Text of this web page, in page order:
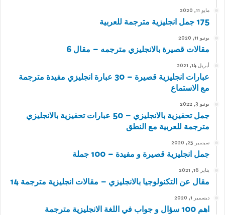
مايو 11, 2020
175 جمل انجليزية مترجمة للعربية
يونيو 11, 2020
مقالات قصيرة بالانجليزي مترجمه – مقال 6
أبريل 14, 2021
عبارات انجليزية قصيرة – 30 عبارة انجليزي مفيدة مترجمة
مع الاستماع
يونيو 3, 2022
جمل تحفيزية بالانجليزي – 50 عبارات تحفيزية بالانجليزي
مترجمة للعربية مع النطق
سبتمبر 25, 2020
جمل انجليزية قصيرة و مفيدة – 100 جملة
يناير 16, 2021
مقال عن التكنولوجيا بالانجليزي – مقالات انجليزية مترجمة 14
ديسمبر 1, 2020
اهم 100 سؤال و جواب في اللغة الانجليزية مترجمة